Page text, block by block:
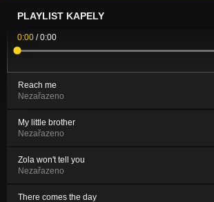
PLAYLIST KAPELY
0:00 /0:00
Reach me
Nezařazeno
My little brother
Nezařazeno
Zola won't tell you
Nezařazeno
There comes the day